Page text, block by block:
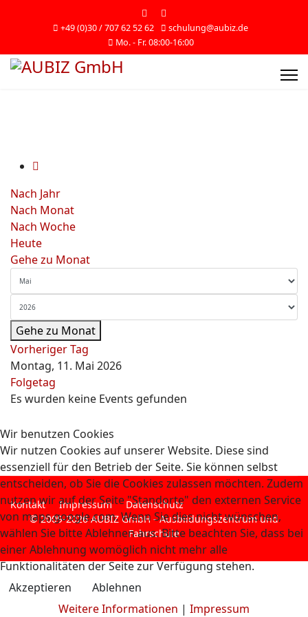
+49 (0)30 / 707 62 52 62
schulung@aubiz.de
Mo. - Fr. 08:00-16:00
Nach Jahr
Nach Monat
Nach Woche
Heute
Gehe zu Monat
Gehe zu Monat
Vorheriger Tag
Montag, 11. Mai 2026
Folgetag
Es wurden keine Events gefunden
Kontakt Impressum
Datenschutz
© 2009-2026 AUBIZ GmbH - Ausbildungszentrum und
Fahrschule
Wir benutzen Cookies
Wir nutzen Cookies auf unserer Website. Diese sind
essenziell für den Betrieb der Seite. Sie können selbst
entscheiden, ob Sie die Cookies zulassen möchten. Zudem
nutzen wir auf der Seite "Standorte" den externen Service
von maps.google.com. Wenn Sie dies nicht wünschen,
wählen Sie bitte Ablehnen aus. Bitte beachten Sie, dass bei
einer Ablehnung womöglich nicht mehr alle
Funktionalitäten der Seite zur Verfügung stehen.
Akzeptieren
Ablehnen
Weitere Informationen | Impressum